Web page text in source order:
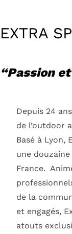
EXTRA
“Passion
Depuis 24
de l’outdoor
Basé à Lyon,
une
France.
de la
et engagés,
atouts